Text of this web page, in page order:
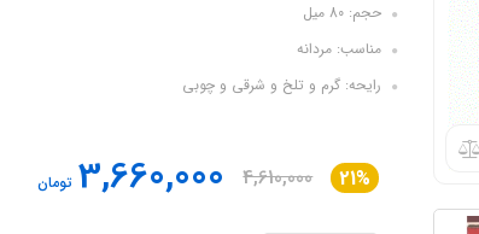
حجم: 80 میل
مناسب: مردانه
رایحه: گرم و تلخ و شرقی و چوبی
21%
4,610,000
3,660,000 تومان